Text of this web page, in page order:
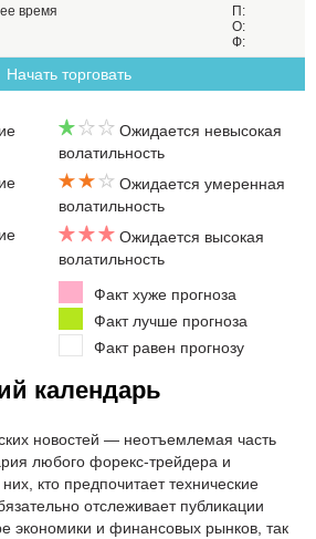
время
П:
О:
Ф:
Начать торговать
Ожидается невысокая
волатильность
Ожидается умеренная
волатильность
Ожидается высокая
волатильность
Факт хуже прогноза
Факт лучше прогноза
Факт равен прогнозу
календарь
новостей — неотъемлемая часть
любого форекс-трейдера и
кто предпочитает технические
отслеживает публикации
экономики и финансовых рынков, так